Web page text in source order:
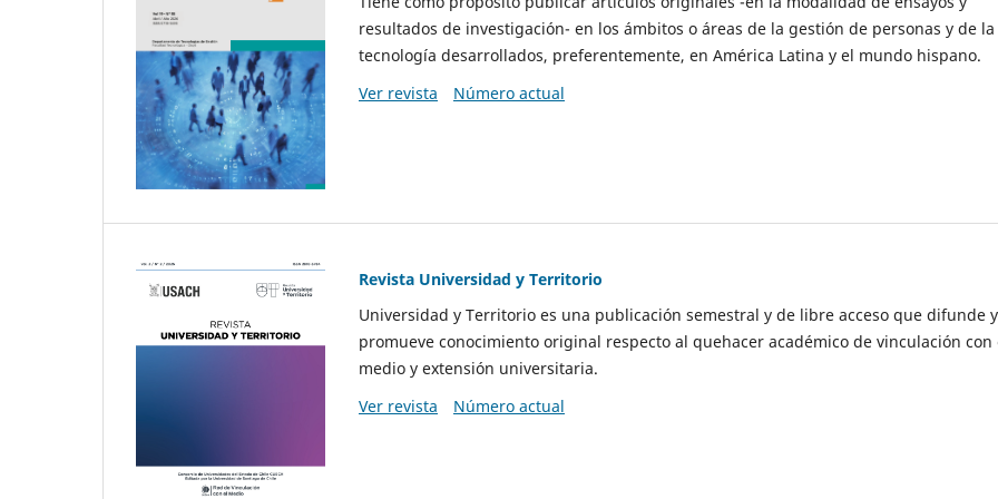
resultados de investigación- en los ámbitos o áreas de la gestión de personas y de la
tecnología desarrollados, preferentemente, en América Latina y el mundo hispano.
Ver revista
Número actual
Revista Universidad y Territorio
Universidad y Territorio es una publicación semestral y de libre acceso que difunde y
promueve conocimiento original respecto al quehacer académico de vinculación con
medio y extensión universitaria.
Ver revista
Número actual